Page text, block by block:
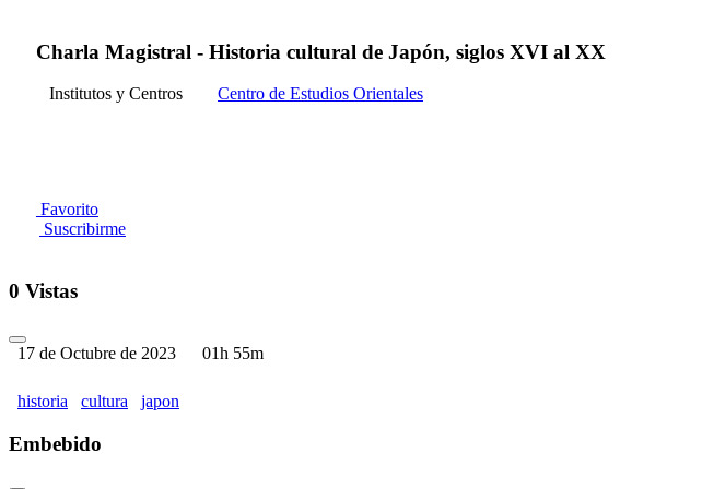
Charla Magistral - Historia cultural de Japón, siglos XVI al XX
Institutos y Centros Centro de Estudios Orientales
Favorito
Suscribirme
0 Vistas
17 de Octubre de 2023 01h 55m
historia cultura japon
Embebido